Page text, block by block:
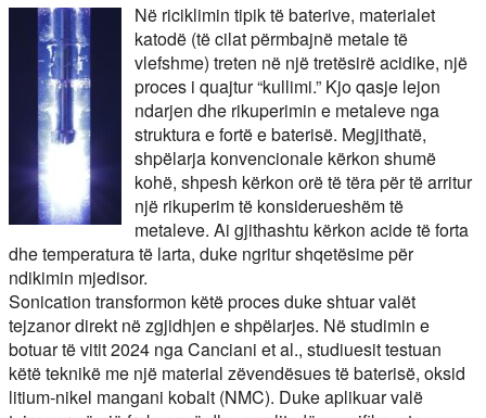
Në riciklimin tipik të baterive, materialet
katodë (të cilat përmbajnë metale të
vlefshme) treten në një tretësirë acidike, një
proces i quajtur “kullimi.” Kjo qasje lejon
ndarjen dhe rikuperimin e metaleve nga
struktura e fortë e baterisë. Megjithatë,
shpëlarja konvencionale kërkon shumë
kohë, shpesh kërkon orë të tëra për të arritur
një rikuperim të konsiderueshëm të
metaleve. Ai gjithashtu kërkon acide të forta
dhe temperatura të larta, duke ngritur shqetësime për
ndikimin mjedisor.
Sonication transformon këtë proces duke shtuar valët
tejzanor direkt në zgjidhjen e shpëlarjes. Në studimin e
botuar të vitit 2024 nga Canciani et al., studiuesit testuan
këtë teknikë me një material zëvendësues të baterisë, oksid
litium-nikel mangani kobalt (NMC). Duke aplikuar valë